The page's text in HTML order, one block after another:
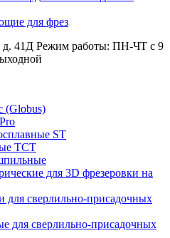
для фрез
д. 41Д Режим работы: ПН-ЧТ с 9
(Globus)
ST
ТСТ
для 3D фрезеровки на
для сверлильно-присадочных
для сверлильно-присадочных